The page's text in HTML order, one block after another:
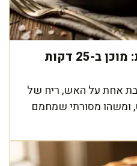
כבד עוף מפנק במחבת: מוכן ב-25 דקות
אחת על האש, ריח של
ומשהו מסורתי שמחמם